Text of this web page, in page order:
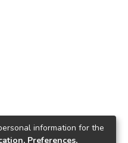
information for the
Preferences,